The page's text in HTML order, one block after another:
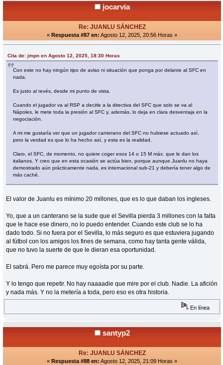
jocarvia
Re: JUANLU SÁNCHEZ
« Respuesta #87 en: Agosto 12, 2025, 20:56 Horas »
Cita de: jmpn en Agosto 12, 2025, 18:30 Horas
Con este no hay ningún tipo de aviso ni situación que ponga por delante al SFC en
nada.
Es justo al revés, desde mi punto de vista.
Cuando el jugador va al RSP a decirle a la directiva del SFC que solo se va al
Nápoles, le mete toda la presión al SFC y, además, lo deja en clara desventaja en la
negociación.
A mi me gustaría ver que un jugador canterano del SFC no hubiese actuado así,
pero la verdad es que lo ha hecho así, y esta es la realidad.
Claro, el SFC, de momento, no quiere coger esos 14 o 15 M máx. que le dan los
italianos. Y creo que en esta ocasión se actúa bien, porque aunque Juanlu no haya
demostrado aún prácticamente nada, es internacional sub-21 y debería tener algo de
más caché.
El valor de Juanlu es mínimo 20 millones, que es lo que daban los ingleses.
Yo, que a un canterano se la sude que el Sevilla pierda 3 millones con la falta
que le hace ese dinero, no lo puedo entender. Cuando este club se lo ha
dado todo. Si no fuera por el Sevilla, lo más seguro es que estuviera jugando
al fútbol con los amigos los fines de semana, como hay tanta gente válida,
que no tuvo la suerte de que le dieran esa oportunidad.
El sabrá. Pero me parece muy egoísta por su parte.
Y lo tengo que repetir. No hay naaaadie que mire por el club. Nadie. La afición
y nada más. Y no la metería a toda, pero eso es otra historia.
En línea
santyp2
Re: JUANLU SÁNCHEZ
« Respuesta #88 en: Agosto 12, 2025, 21:09 Horas »